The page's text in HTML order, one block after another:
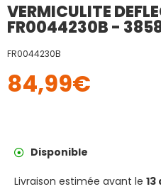
VERMICULITE
FR0044230B -
FR0044230B
84,99€
Disponible
Livraison estimée avant le